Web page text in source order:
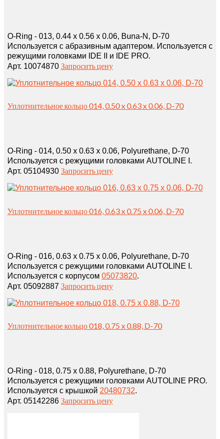
O-Ring - 013, 0.44 x 0.56 x 0.06, Buna-N, D-70
Используется с абразивным адаптером. Используется с
режущими головками IDE II и IDE PRO.
Арт. 10074870 Запросить цену
Уплотнительное кольцо 014, 0.50 x 0.63 x 0.06, D-70
O-Ring - 014, 0.50 x 0.63 x 0.06, Polyurethane, D-70
Используется с режущими головками AUTOLINE I.
Арт. 05104930 Запросить цену
Уплотнительное кольцо 016, 0.63 x 0.75 x 0.06, D-70
O-Ring - 016, 0.63 x 0.75 x 0.06, Polyurethane, D-70
Используется с режущими головками AUTOLINE I.
Используется с корпусом 05073820.
Арт. 05092887 Запросить цену
Уплотнительное кольцо 018, 0.75 x 0.88, D-70
O-Ring - 018, 0.75 x 0.88, Polyurethane, D-70
Используется с режущими головками AUTOLINE PRO.
Используется с крышкой 20480732.
Арт. 05142286 Запросить цену